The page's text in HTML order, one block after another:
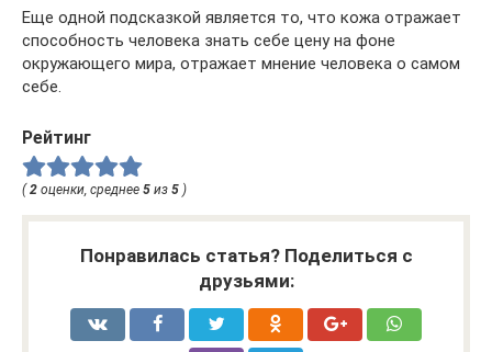
Еще одной подсказкой является то, что кожа отражает
способность человека знать себе цену на фоне
окружающего мира, отражает мнение человека о самом
себе.
Рейтинг
(2 оценки, среднее 5 из 5 )
Понравилась статья? Поделиться с
друзьями: